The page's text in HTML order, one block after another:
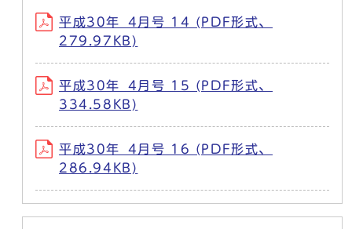
平成30年_4月号 14 (PDF形式、
279.97KB)
平成30年_4月号 15 (PDF形式、
334.58KB)
平成30年_4月号 16 (PDF形式、
286.94KB)